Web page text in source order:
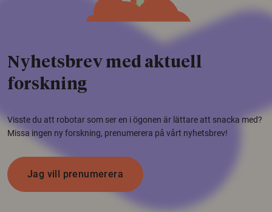
Nyhetsbrev med aktuell
forskning
Visste du att robotar som ser en i ögonen är lättare att snacka med?
Missa ingen ny forskning, prenumerera på vårt nyhetsbrev!
Jag vill prenumerera